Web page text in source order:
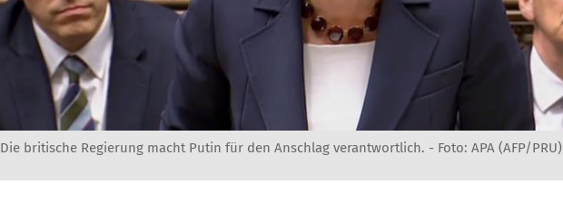
Die britische Regierung macht Putin für den Anschlag verantwortlich. - Foto: APA (AFP/PRU)